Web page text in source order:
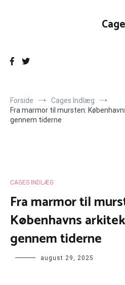
Cage
Forside
Cages Indlæg
Fra marmor til mursten:
gennem tiderne
CAGES INDLÆG
Fra marmor til
Københavns
gennem tiderne
august 29, 2025